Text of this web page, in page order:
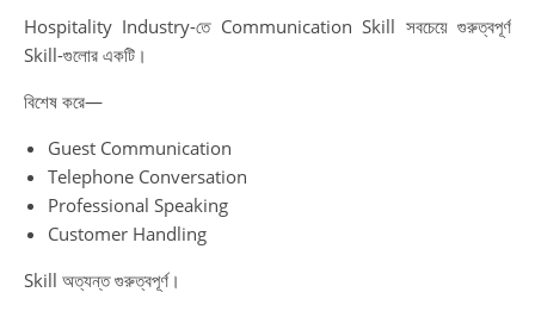
Hospitality Industry-তে Communication Skill সবচেয়ে গুরুত্বপূর্ণ
Skill-গুলোর একটি।
বিশেষ করে—
Guest Communication
Telephone Conversation
Professional Speaking
Customer Handling
Skill অত্যন্ত গুরুত্বপূর্ণ।